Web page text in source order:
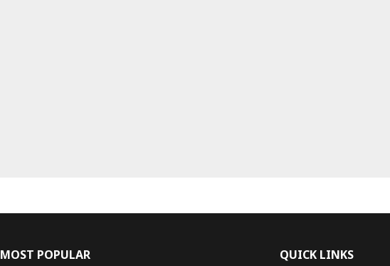
MOST POPULAR QUICK LINKS